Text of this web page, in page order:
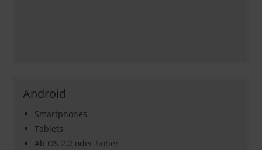
Android
Smartphones
Tablets
Ab OS 2.2 oder höher